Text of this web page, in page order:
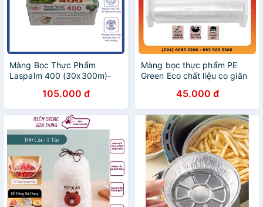
Màng Bọc Thực Phẩm
Laspalm 400 (30x300m)-
105.000 đ
Màng bọc thực phẩm PE
Green Eco chất liệu co giãn
sóng Khổ 30cm x 250m
45.000 đ